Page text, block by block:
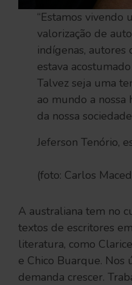
“Estamos vivendo
valorização de
indígenas, autores
estava
Talvez seja uma
ao mundo a nossa
da nossa
Jeferson Tenório,
(foto: Carlos
A australiana tem no
textos de escritores
literatura, como
e Chico Buarque. Nos
demanda crescer.